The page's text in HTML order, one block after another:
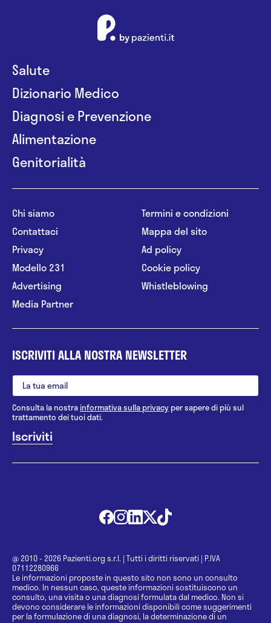
Salute
Dizionario Medico
Diagnosi e Prevenzione
Alimentazione
Genitorialità
Chi siamo
Contattaci
Privacy
Modello 231
Advertising
Media Partner
Termini e condizioni
Mappa del sito
Ad policy
Cookie policy
Whistleblowing
ISCRIVITI ALLA NOSTRA NEWSLETTER
Consulta la nostrainformativa sulla privacy per sapere di più sul
trattamento dei tuoi dati.
@ 2010 - 2026 Pazienti.org s.r.l. | Tutti i diritti riservati | P.IVA
07112280966
Le informazioni proposte in questo sito non sono un consulto
medico. In nessun caso, queste informazioni sostituiscono un
consulto, una visita o una diagnosi formulata dal medico. Non si
devono considerare le informazioni disponibili come suggerimenti
per la formulazione di una diagnosi, la determinazione di un